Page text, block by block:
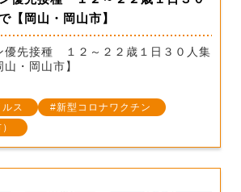
【岡山・岡山市】
優先接種 １２～２２歳１日３０人集
・岡山市】
ス
新型コロナワクチン